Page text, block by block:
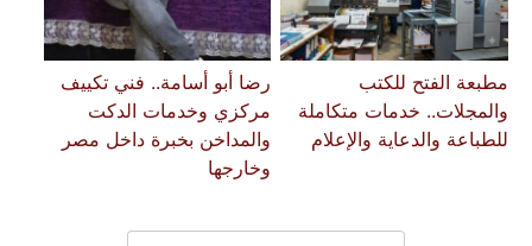
مطبعة الفتح للكتب
والمجلات.. خدمات متكاملة
للطباعة والدعاية والإعلام
رضا أبو أسامة.. فني تكييف
مركزي وخدمات الدكت
والمداخن بخبرة داخل مصر
وخارجها